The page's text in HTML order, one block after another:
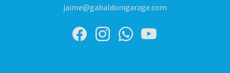
jaime@gabaldonigarage.com